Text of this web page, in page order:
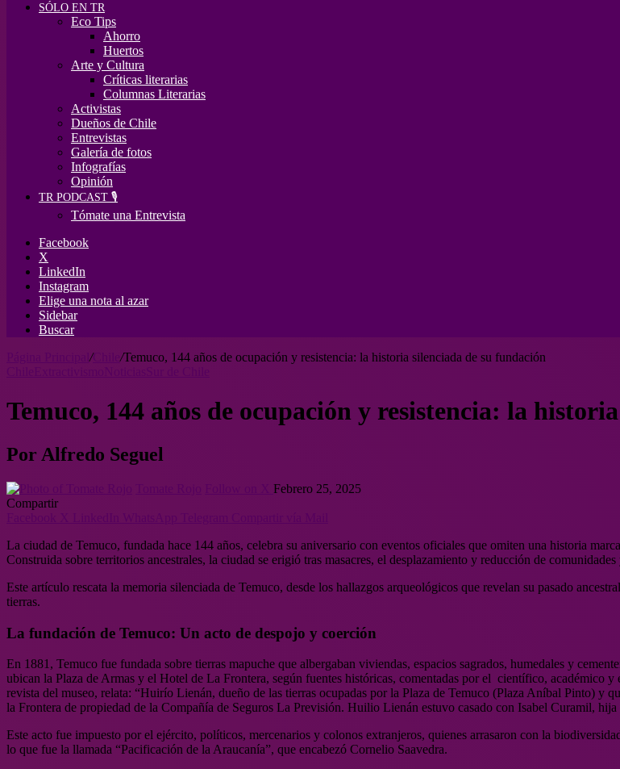
SÓLO EN TR
Eco Tips
Ahorro
Huertos
Arte y Cultura
Críticas literarias
Columnas Literarias
Activistas
Dueños de Chile
Entrevistas
Galería de fotos
Infografías
Opinión
TR PODCAST 🎙️
Tómate una Entrevista
Facebook
X
LinkedIn
Instagram
Elige una nota al azar
Sidebar
Buscar
/Chile /Temuco, 144 años de ocupación y resistencia: la historia silenciada de su fundación
Temuco, 144 años de ocupación y resistencia: la
Por Alfredo Seguel
Febrero 25, 2025
Compartir
La ciudad de Temuco, fundada hace 144 años, celebra su aniversario con eventos oficiales que omiten una historia
Construida sobre territorios ancestrales, la ciudad se erigió tras masacres, el desplazamiento y reducción de
Este artículo rescata la memoria silenciada de Temuco, desde los hallazgos arqueológicos que revelan su pasado
tierras.
La fundación de Temuco: Un acto de despojo y coerción
En 1881, Temuco fue fundada sobre tierras mapuche que albergaban viviendas, espacios sagrados, humedales y
ubican la Plaza de Armas y el Hotel de La Frontera, según fuentes históricas, comentadas por el científico, académico
revista del museo, relata: “Huirío Lienán, dueño de las tierras ocupadas por la Plaza de Temuco (Plaza Aníbal Pinto) y
la Frontera de propiedad de la Compañía de Seguros La Previsión. Huilio Lienán estuvo casado con Isabel Curamil,
Este acto fue impuesto por el ejército, políticos, mercenarios y colonos extranjeros, quienes arrasaron con la
lo que fue la llamada “Pacificación de la Araucanía”, que encabezó Cornelio Saavedra.